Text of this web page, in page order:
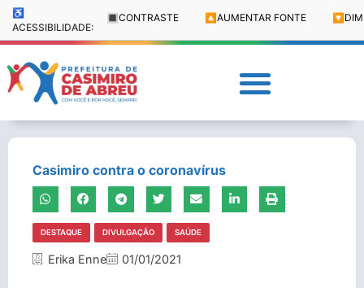
♿
ACESSIBILIDADE:
🔳 CONTRASTE 🔼 AUMENTAR FONTE 🔽
Casimiro contra o coronavírus
DESTAQUE DIVULGAÇÃO SAÚDE
Erika Enne 01/01/2021